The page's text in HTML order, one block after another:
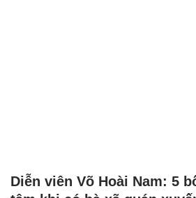
Diễn viên Võ Hoài Nam: 5